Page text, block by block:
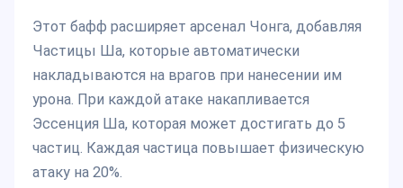
Этот бафф расширяет арсенал Чонга, добавляя
Частицы Ша, которые автоматически
накладываются на врагов при нанесении им
урона. При каждой атаке накапливается
Эссенция Ша, которая может достигать до 5
частиц. Каждая частица повышает физическую
атаку на 20%.